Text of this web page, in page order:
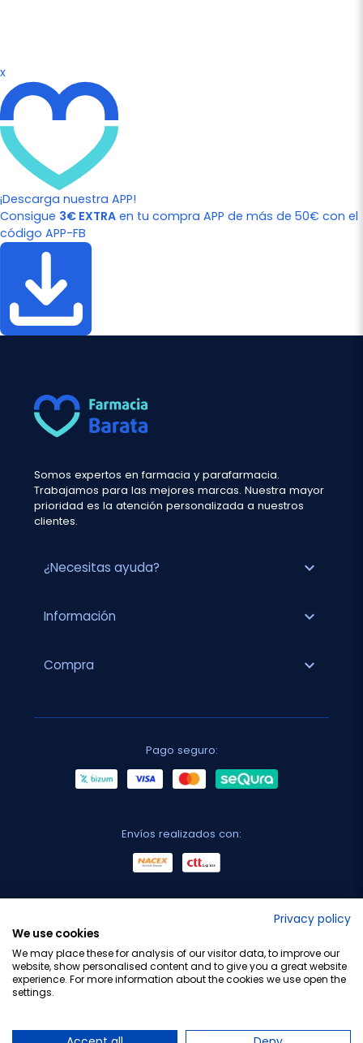
x
¡Descarga nuestra APP!
Consigue 3€ EXTRA en tu compra APP de más de 50€ con el
código APP-FB
Somos expertos en farmacia y parafarmacia.
Trabajamos para las mejores marcas. Nuestra mayor
prioridad es la atención personalizada a nuestros
clientes.
¿Necesitas ayuda? expand_more
Información expand_more
Compra expand_more
Pago seguro:
Envíos realizados con:
Privacy policy
We use cookies
We may place these for analysis of our visitor data, to improve our
website, show personalised content and to give you a great website
experience. For more information about the cookies we use open the
settings.